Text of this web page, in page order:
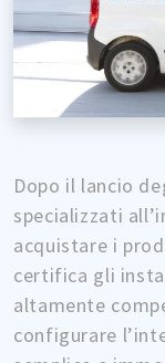
Dopo il lancio
specializzati
acquistare i
certifica gli
altamente
configurare